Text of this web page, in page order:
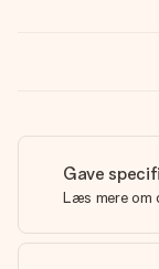
Gave
Læs mere om